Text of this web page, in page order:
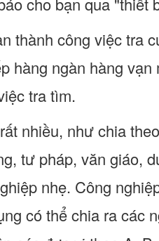
thành công việc tra
hàng ngàn hàng
tra tìm.
nhiều, như chia
tư pháp, văn giáo,
nhẹ. Công
có thể chia ra các